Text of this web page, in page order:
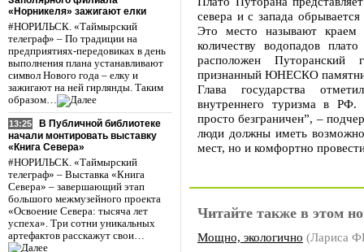
«Норникеля» зажигают елки
#НОРИЛЬСК. «Таймырский
телеграф» – По традиции на
предприятиях-передовиках в день
выполнения плана устанавливают
символ Нового года – елку и
зажигают на ней гирлянды. Таким
образом…
13:25
В Публичной библиотеке
начали монтировать выставку
«Книга Севера»
#НОРИЛЬСК. «Таймырский
телеграф» – Выставка «Книга
Севера» – завершающий этап
большого межмузейного проекта
«Освоение Севера: тысяча лет
успеха». Три сотни уникальных
артефактов расскажут свои…
севера и с запада
Это место называют
количеству водопадов
расположен Путоранский
признанный ЮНЕСКО
Глава государства
внутреннего туризма в РФ.
просто безграничен”, –
люди должны иметь
мест, но и комфортно
Читайте также в этом
Мощно, экологично (Лариса